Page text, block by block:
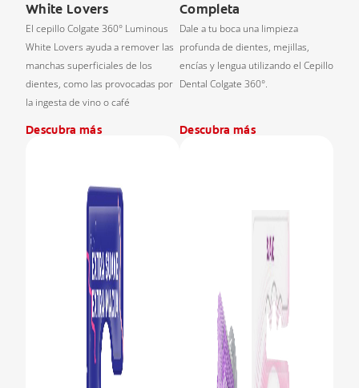
White Lovers
El cepillo Colgate 360° Luminous
White Lovers ayuda a remover las
manchas superficiales de los
dientes, como las provocadas por
la ingesta de vino o café
Descubra más
Completa
Dale a tu boca una limpieza
profunda de dientes, mejillas,
encías y lengua utilizando el Cepillo
Dental Colgate 360°.
Descubra más